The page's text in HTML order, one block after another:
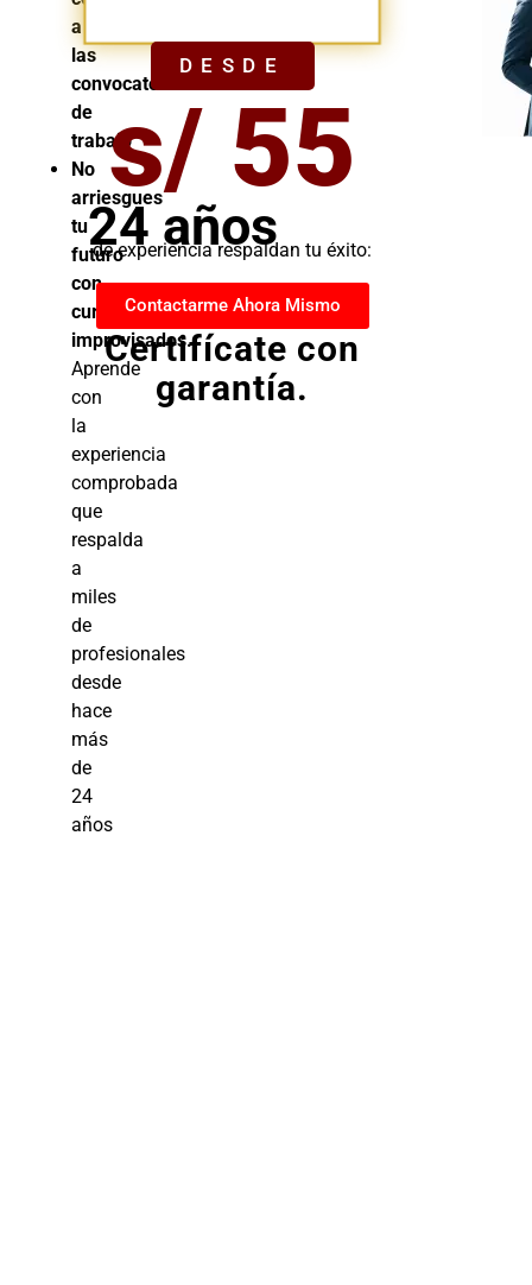
a
las
convocatorias
de
trabajo
No
arriesgues
tu
futuro
con
cursos
improvisados.
Aprende
con
la
experiencia
comprobada
que
respalda
a
miles
de
profesionales
desde
hace
más
de
24
años
DESDE
s/ 55
24 años
de experiencia respaldan tu éxito:
Contactarme Ahora Mismo
Certifícate con
garantía.